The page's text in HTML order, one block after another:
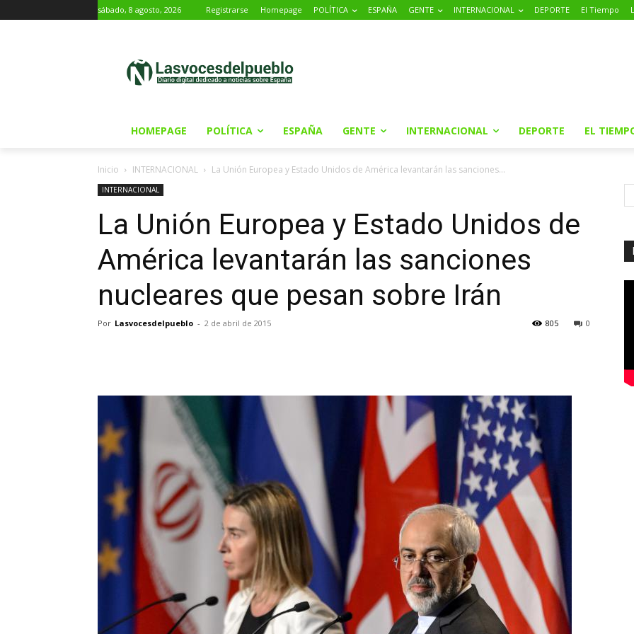
sábado, 8 agosto, 2026 Registrarse Homepage POLÍTICA ESPAÑA GENTE INTERNACIONAL DEPORTE El Tiempo
HOMEPAGE POLÍTICA ESPAÑA GENTE INTERNACIONAL DEPORTE EL
Inicio INTERNACIONAL La Unión Europea y Estado Unidos de América levantarán las sanciones...
INTERNACIONAL
La Unión Europea y Estado Unidos de
América levantarán las sanciones
nucleares que pesan sobre Irán
Por Lasvocesdelpueblo - 2 de abril de 2015 0
805